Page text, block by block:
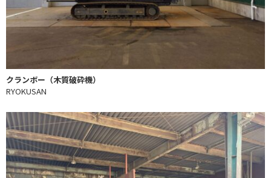
クランボー（木質破砕機）
RYOKUSAN